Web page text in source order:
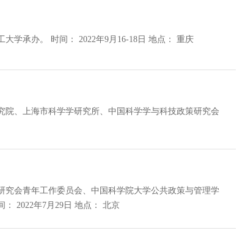
组织单位： 本次会议由中国中文信息学会举办，重庆市人工智能学会协办，重庆理工大学承办。 时间： 2022年9月16-18日 地点： 重庆
、上海市科学学研究所、中国科学学与科技政策研究会
会青年工作委员会、中国科学院大学公共政策与管理学
院、中国科学院科技战略咨询研究院、中国科学院大学创新创业学院联合承办。 时间： 2022年7月29日 地点： 北京